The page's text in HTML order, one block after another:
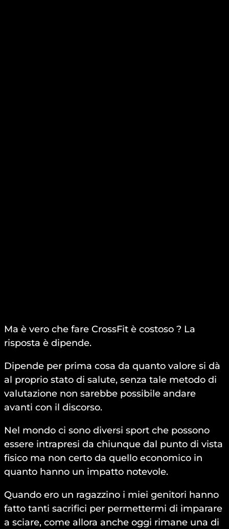
Ma è vero che fare CrossFit è costoso ? La
risposta è dipende.
Dipende per prima cosa da quanto valore si dà
al proprio stato di salute, senza tale metodo di
valutazione non sarebbe possibile andare
avanti con il discorso.
Nel mondo ci sono diversi sport che possono
essere intrapresi da chiunque dal punto di vista
fisico ma non certo da quello economico in
quanto hanno un impatto notevole.
Quando ero un ragazzino i miei genitori hanno
fatto tanti sacrifici per permettermi di imparare
a sciare, come allora anche oggi rimane una di